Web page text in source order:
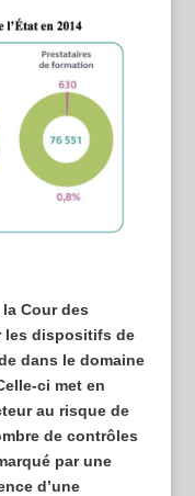
Cour des
les dispositifs de
dans le domaine
ci met en
au risque de
de contrôles
par une
d’une